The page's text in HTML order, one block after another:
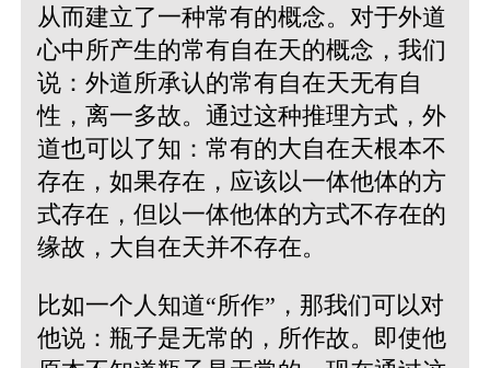
从而建立了一种常有的概念。对于外道
心中所产生的常有自在天的概念，我们
说：外道所承认的常有自在天无有自
性，离一多故。通过这种推理方式，外
道也可以了知：常有的大自在天根本不
存在，如果存在，应该以一体他体的方
式存在，但以一体他体的方式不存在的
缘故，大自在天并不存在。
比如一个人知道“所作”，那我们可以对
他说：瓶子是无常的，所作故。即使他